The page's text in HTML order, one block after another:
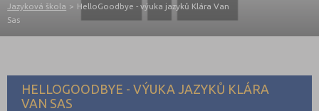
Jazyková škola > HelloGoodbye - výuka jazyků Klára Van
Sas
HELLOGOODBYE - VÝUKA JAZYKŮ KLÁRA
VAN SAS